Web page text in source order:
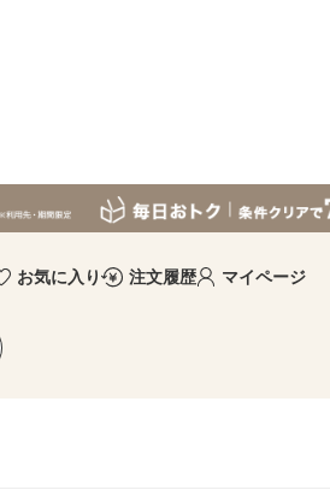
お気に入り 注文履歴 マイページ